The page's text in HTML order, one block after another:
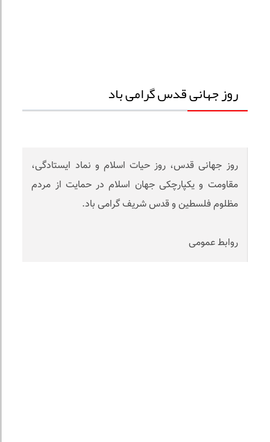
روز جهانی قدس گرامی باد
روز جهانی قدس، روز حیات اسلام و نماد ایستادگی،
مقاومت و یکپارچکی جهان اسلام در حمایت از مردم
مظلوم فلسطین و قدس شریف گرامی باد.
روابط عمومی